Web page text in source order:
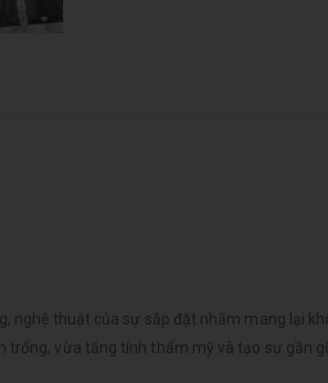
nghệ thuật của sự sắp đặt nhằm mang lại
vừa tăng tính thẩm mỹ và tạo sự gần